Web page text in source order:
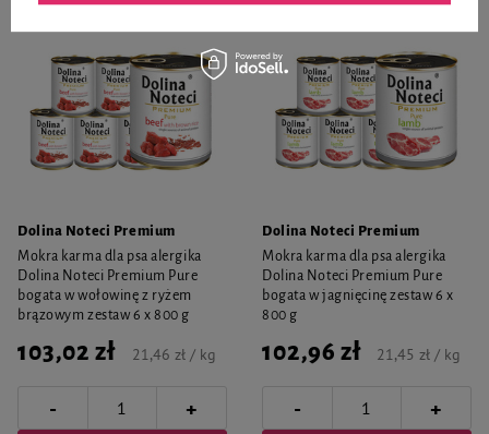
Dolina Noteci Premium
Mokra karma dla psa alergika
Dolina Noteci Premium Pure
bogata w wołowinę z ryżem
brązowym zestaw 6 x 800 g
103,02 zł 21,46 zł / kg
- +
Dolina Noteci Premium
Mokra karma dla psa alergika
Dolina Noteci Premium Pure
bogata w jagnięcinę zestaw 6 x
800 g
102,96 zł 21,45 zł / kg
- +